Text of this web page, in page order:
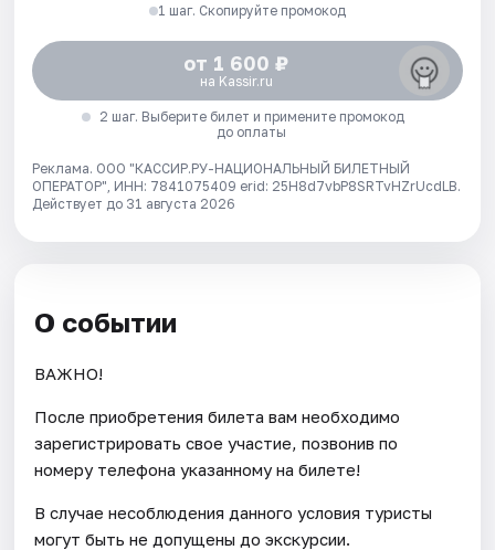
1 шаг. Скопируйте промокод
от 1 600 ₽
на Kassir.ru
2 шаг. Выберите билет и примените промокод
до оплаты
Реклама. ООО "КАССИР.РУ-НАЦИОНАЛЬНЫЙ БИЛЕТНЫЙ
ОПЕРАТОР", ИНН: 7841075409 erid: 25H8d7vbP8SRTvHZrUcdLB.
Действует до 31 августа 2026
О событии
ВАЖНО!
После приобретения билета вам необходимо
зарегистрировать свое участие, позвонив по
номеру телефона указанному на билете!
В случае несоблюдения данного условия туристы
могут быть не допущены до экскурсии.